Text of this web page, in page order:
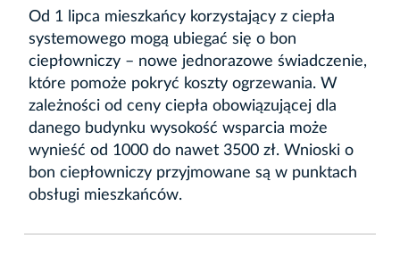
Od 1 lipca mieszkańcy korzystający z ciepła
systemowego mogą ubiegać się o bon
ciepłowniczy – nowe jednorazowe świadczenie,
które pomoże pokryć koszty ogrzewania. W
zależności od ceny ciepła obowiązującej dla
danego budynku wysokość wsparcia może
wynieść od 1000 do nawet 3500 zł. Wnioski o
bon ciepłowniczy przyjmowane są w punktach
obsługi mieszkańców.